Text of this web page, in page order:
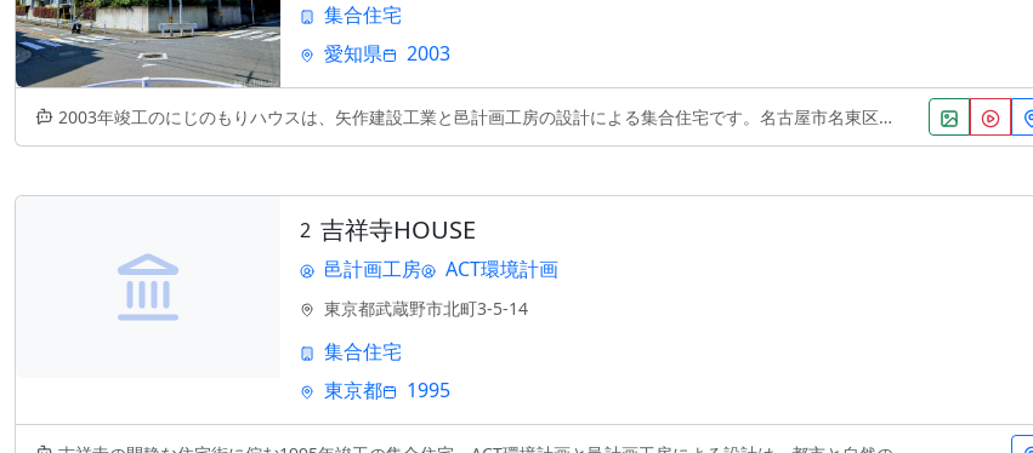
集合住宅
愛知県
2003
2003年竣工のにじのもりハウスは、矢作建設工業と邑計画工房の設計による集合住宅です。名古屋市名東区の住宅地に位置し、「
2 吉祥寺HOUSE
邑計画工房 ACT環境計画
東京都武蔵野市北町3-5-14
集合住宅
東京都
1995